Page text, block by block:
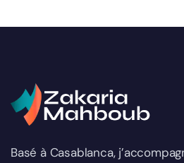
Basé à Casablanca,